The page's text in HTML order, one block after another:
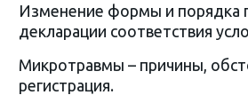
Изменение формы и порядка
декларации соответствия
Микротравмы – причины,
регистрация.